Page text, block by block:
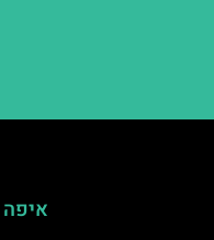
איפה